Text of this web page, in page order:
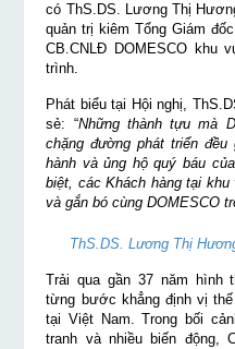
có ThS.DS. Lương Thị
quản trị kiêm Tổng Giám
CB.CNLĐ DOMESCO khu
trình.
Phát biểu tại Hội nghị,
sẻ: “Những thành tựu mà
chặng đường phát triển
hành và ủng hộ quý báu
biệt, các Khách hàng tại
và gắn bó cùng DOMESCO
ThS.DS. Lương Thị
Trải qua gần 37 năm hình
từng bước khẳng định vị
tại Việt Nam. Trong bối
tranh và nhiều biến động,